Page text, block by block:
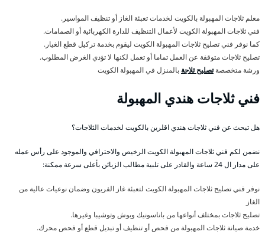
معلم ثلاجات المهبولة بالكويت لخدمات تعبئة الغاز أو تنظيف المواسير.
فني ثلاجات المهبولة الكويت لأعمال التنظيف للدارة الكهربائية أو الصمامات.
كما نوفر فني تصليح ثلاجات المهبولة الكويت ليقوم بخدمة تركيل قطع الغيار.
تصليح ثلاجات متوقفة عن العمل تماما أو تعمل لكنها لا تؤدي الغرض المطلوب.
ورشة متخصصةتصليح ثلاجة بالمنزل في المهبولة الكويت
فني ثلاجات هندي المهبولة
هل تبحث عن فني ثلاجات هندي اقلرين بالكويت لخدمات الثلاجات؟
نضمن لكم فني ثلاجات المهبولة الكويت الرخيص والاحترافي والموجود على رأس عمله
على مدار ال 24 ساعة والقادر على تلبية مطالب الزبائن بأعلى سرعة ممكنة:
نوفر فني تصليح ثلاجات المهبولة الكويت لتعبئة غاز الفريون وضمان نوعيات عالية من
الغاز
تصليح ثلاجات بمختلف أنواعها من باناسونيك وبوش وتوشيبا وغيرها.
خدمة صيانة ثلاجات المهبولة من فحص أو تنظيف أو تبديل قطع أو فحص محرك.